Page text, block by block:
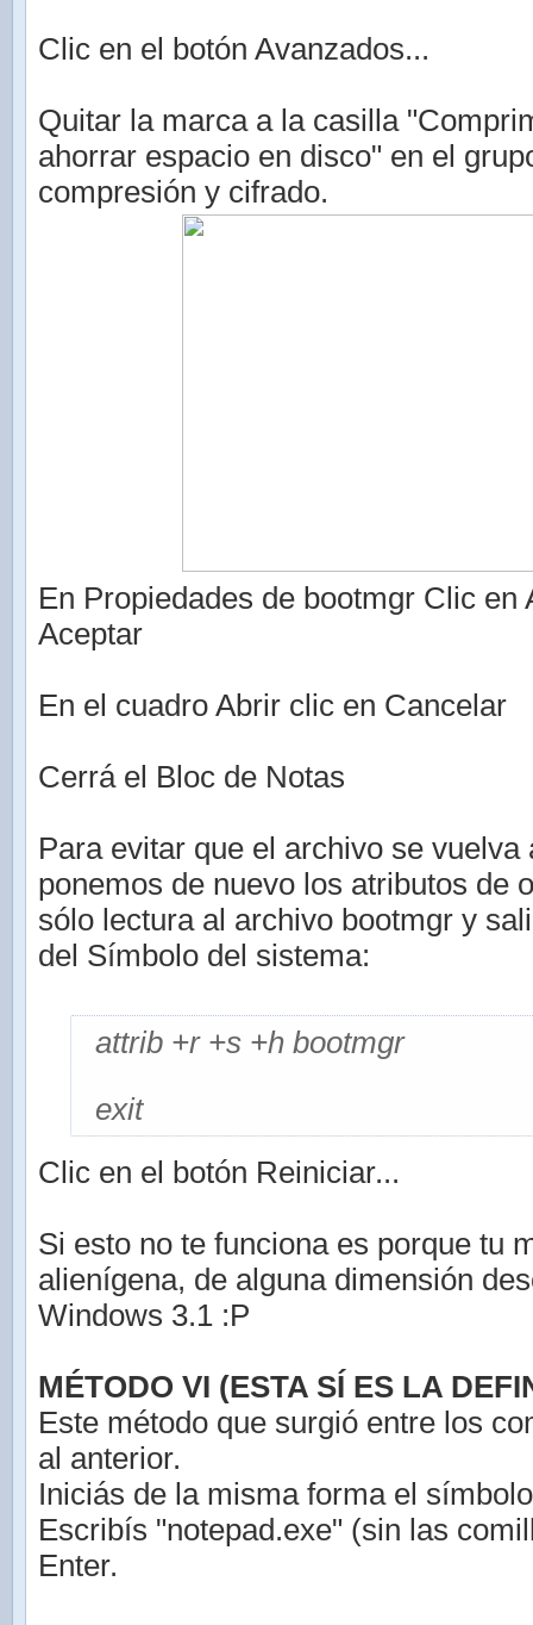
Clic en el botón Avanzados...
Quitar la marca a la casilla
ahorrar espacio en disco" en el
compresión y cifrado.
En Propiedades de bootmgr Clic en
Aceptar
En el cuadro Abrir clic en Cancelar
Cerrá el Bloc de Notas
Para evitar que el archivo se vuelva
ponemos de nuevo los atributos de
sólo lectura al archivo bootmgr y
del Símbolo del sistema:
attrib +r +s +h bootmgr
exit
Clic en el botón Reiniciar...
Si esto no te funciona es porque tu
alienígena, de alguna dimensión
Windows 3.1 :P
MÉTODO VI (ESTA SÍ ES LA
Este método que surgió entre los
al anterior.
Iniciás de la misma forma el
Escribís "notepad.exe" (sin las
Enter.